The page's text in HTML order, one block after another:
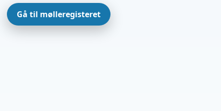
Gå til mølleregisteret